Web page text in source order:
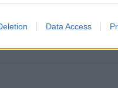
Data Access
disco